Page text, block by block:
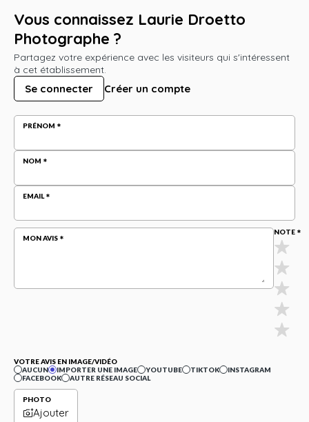
Vous connaissez Laurie Droetto
Photographe ?
Partagez votre expérience avec les visiteurs qui s'intéressent
à cet établissement.
Se connecter Créer un compte
PRÉNOM
NOM
EMAIL
MON AVIS
NOTE
VOTRE AVIS EN IMAGE/VIDÉO
AUCUN
IMPORTER UNE IMAGE YOUTUBE TIKTOK
INSTAGRAM
FACEBOOK
AUTRE RÉSEAU SOCIAL
PHOTO
Ajouter